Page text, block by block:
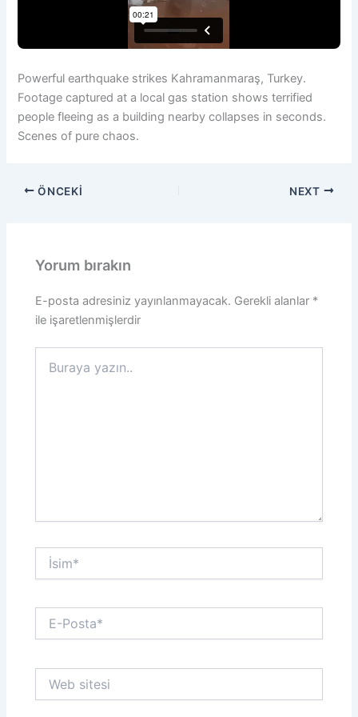
Powerful earthquake strikes Kahramanmaraş, Turkey.
Footage captured at a local gas station shows terrified
people fleeing as a building nearby collapses in seconds.
Scenes of pure chaos.
ÖNCEKI NEXT
Yorum bırakın
E-posta adresiniz yayınlanmayacak. Gerekli alanlar *
ile işaretlenmişlerdir
yazın..
İsim*
Posta*
sitesi